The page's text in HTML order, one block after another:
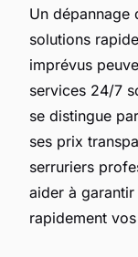
Un dépannage
solutions
imprévus
services 24/7
se distingue
ses prix
serruriers
aider à
rapidement